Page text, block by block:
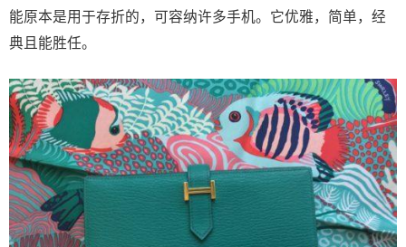
能原本是用于存折的，可容纳许多手机。它优雅，简单，经
典且能胜任。